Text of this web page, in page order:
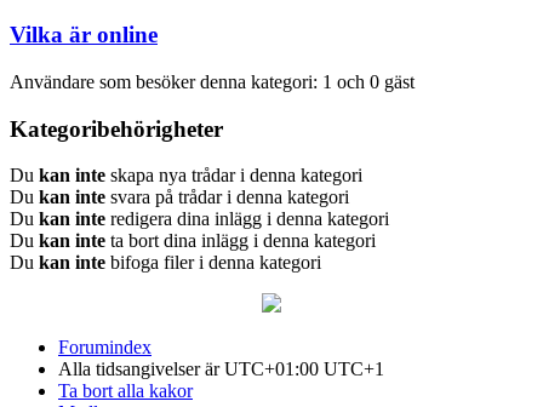
Vilka är online
Användare som besöker denna kategori: 1 och 0 gäst
Kategoribehörigheter
Du kan inte skapa nya trådar i denna kategori
Du kan inte svara på trådar i denna kategori
Du kan inte redigera dina inlägg i denna kategori
Du kan inte ta bort dina inlägg i denna kategori
Du kan inte bifoga filer i denna kategori
Forumindex
Alla tidsangivelser är UTC+01:00 UTC+1
Ta bort alla kakor